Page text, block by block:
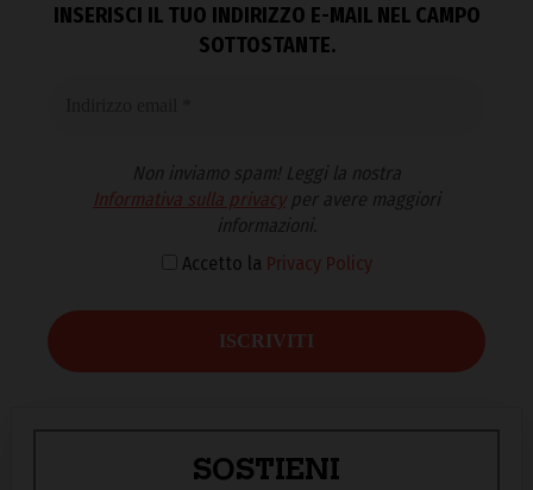
INSERISCI IL TUO INDIRIZZO E-MAIL NEL CAMPO
SOTTOSTANTE.
Non inviamo spam! Leggi la nostra
Informativa sulla privacyper avere maggiori
informazioni.
Accetto la Privacy Policy
SOSTIENI